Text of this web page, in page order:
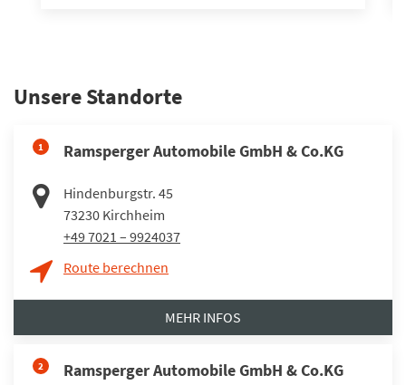
Unsere Standorte
1 Ramsperger Automobile GmbH & Co.KG
Hindenburgstr. 45
73230 Kirchheim
+49 7021 – 9924037
Route berechnen
MEHR INFOS
2 Ramsperger Automobile GmbH & Co.KG